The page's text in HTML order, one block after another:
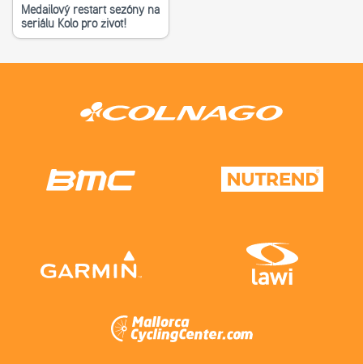
Medailový restart sezóny na
seriálu Kolo pro život!